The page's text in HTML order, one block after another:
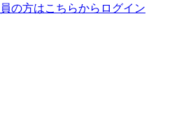
の方はこちらからログイン